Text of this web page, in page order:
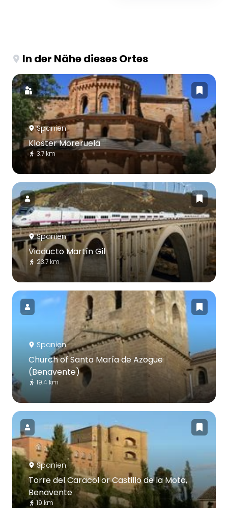
In der Nähe dieses Ortes
Spanien
Kloster Moreruela
3.7 km
Spanien
Viaducto Martín Gil
23.7 km
Spanien
Church of Santa María de Azogue
(Benavente)
19.4 km
Spanien
Torre del Caracol or Castillo de la Mota,
Benavente
19 km